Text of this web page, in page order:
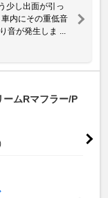
少し出面が引っ
内にその重低音
音が発生しま ...
ムRマフラー/P